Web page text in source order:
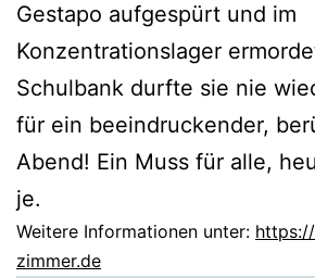
Gestapo aufgespürt und im
Konzentrationslager
Schulbank durfte sie nie
für ein beeindruckender,
Abend! Ein Muss für alle,
je.
Weitere Informationen unter:
zimmer.de